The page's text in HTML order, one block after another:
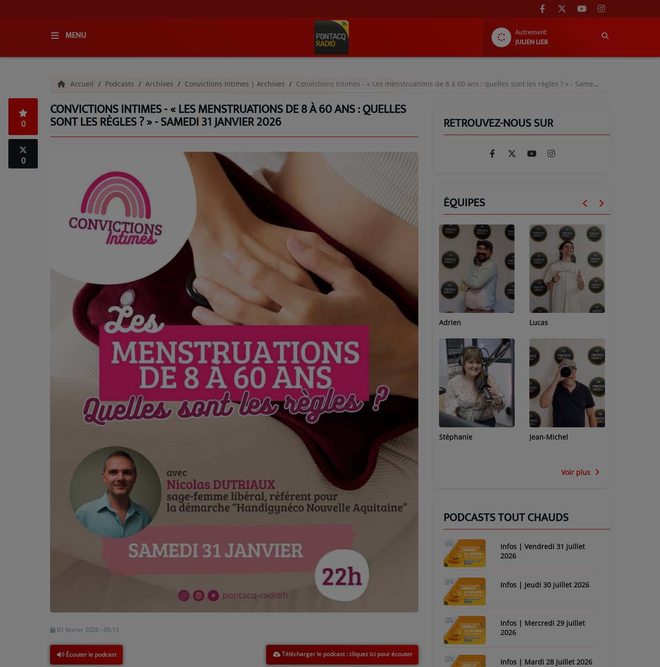
MENU
Autrement
JULIEN LIEB
QUI SOMMES-NOUS ?
GRILLE DES PROGRAMMES
C'ÉTAIT QUOI CE TITRE ?
PODCASTS - SAISON 2026/2027
ANNONCEURS & ESPACE PRO
VOTRE PUBLICITÉ SUR PONTACQ RADIO
ÉDUCATION AUX MÉDIAS ET À
EN QUOI ÇA CONSISTE ?
VENEZ DANS LE PUBLIC !
PARTENAIRES
Accueil Podcasts Archives Convictions Intimes | Archives Convictions Intimes - « Les menstruations de 8 à 60 ans : quelles sont les règles ? » - Samedi 31 janvier 2026
CONVICTIONS INTIMES - « LES MENSTRUATIONS DE 8 À 60 ANS : QUELLES
SONT LES RÈGLES ? » - SAMEDI 31 JANVIER 2026
0
0
01 février 2026 - 00:15
Écouter le podcast Télécharger le podcast
RETROUVEZ-NOUS SUR
ÉQUIPES
Adrien
Stéphanie
Lucas
Jean-Michel
Voir plus
PODCASTS TOUT CHAUDS
Infos | Vendredi 31 juillet
2026
Infos | Jeudi 30 juillet 2026
Infos | Mercredi 29 juillet
2026
Infos | Mardi 28 juillet 2026